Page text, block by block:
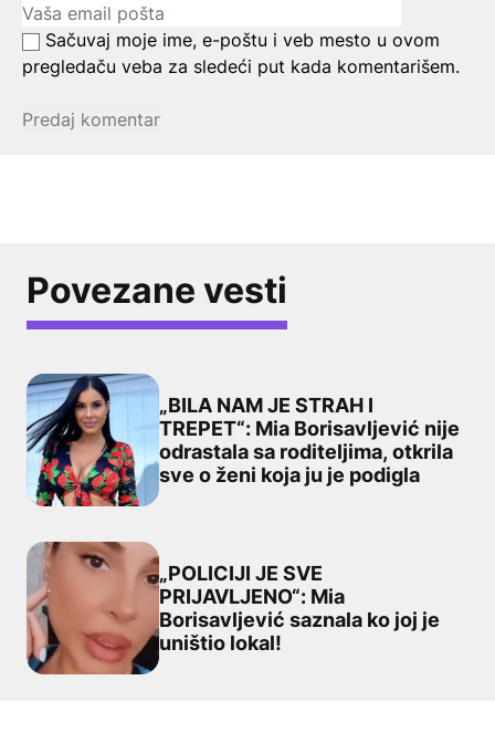
Sačuvaj moje ime, e-poštu i veb mesto u ovom
pregledaču veba za sledeći put kada komentarišem.
Povezane vesti
„BILA NAM JE STRAH I TREPET“: Mia Borisavljević
„BILA NAM JE STRAH I
TREPET“: Mia Borisavljević nije
odrastala sa roditeljima, otkrila
sve o ženi koja ju je podigla
„POLICIJI JE SVE PRIJAVLJENO“: Mia Borisavljević
„POLICIJI JE SVE
PRIJAVLJENO“: Mia
Borisavljević saznala ko joj je
uništio lokal!